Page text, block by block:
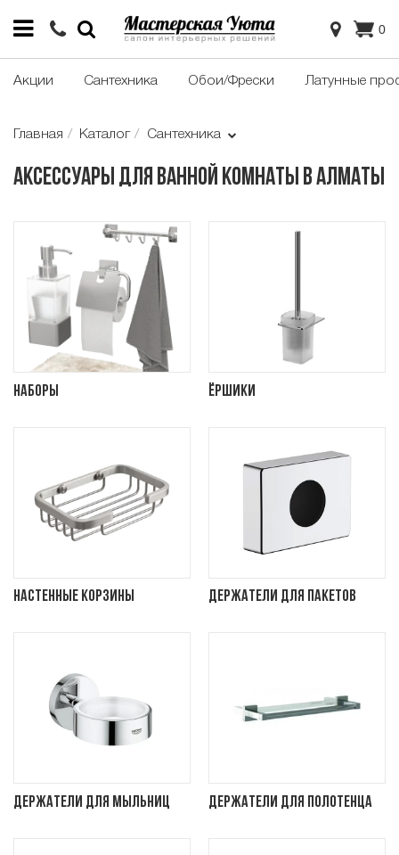
0
Акции Сантехника Обои/Фрески Латунные
Главная Каталог Сантехника
Аксессуары для ванной комнаты в Алматы
Наборы Ёршики
Настенные корзины Держатели для пакетов
Держатели для мыльниц Держатели для полотенца